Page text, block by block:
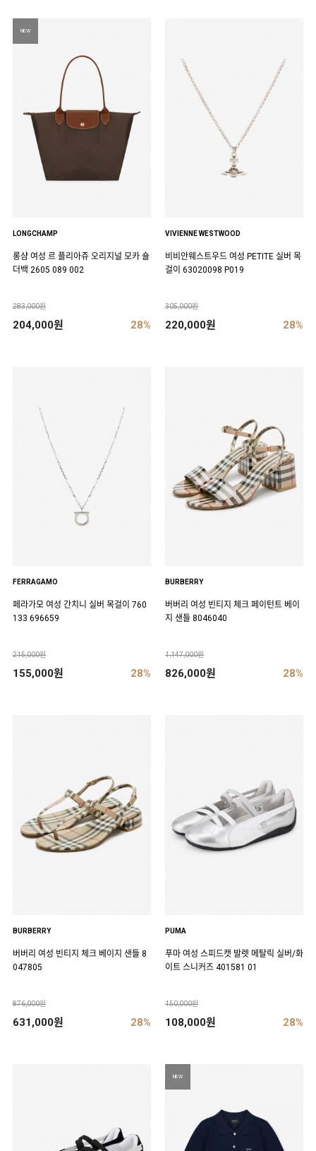
NEW
LONGCHAMP
롱샴 여성 르 플리아쥬 오리지널 모카 숄
더백 2605 089 002
283,000원
204,000원 28%
VIVIENNE WESTWOOD
비비안웨스트우드 여성 PETITE 실버 목
걸이 63020098 P019
305,000원
220,000원 28%
FERRAGAMO
페라가모 여성 간치니 실버 목걸이 760
133 696659
215,000원
155,000원 28%
BURBERRY
버버리 여성 빈티지 체크 페이턴트 베이
지 샌들 8046040
1,147,000원
826,000원 28%
BURBERRY
버버리 여성 빈티지 체크 베이지 샌들 8
047805
876,000원
631,000원 28%
PUMA
푸마 여성 스피드캣 발렛 메탈릭 실버/화
이트 스니커즈 401581 01
150,000원
108,000원 28%
NEW